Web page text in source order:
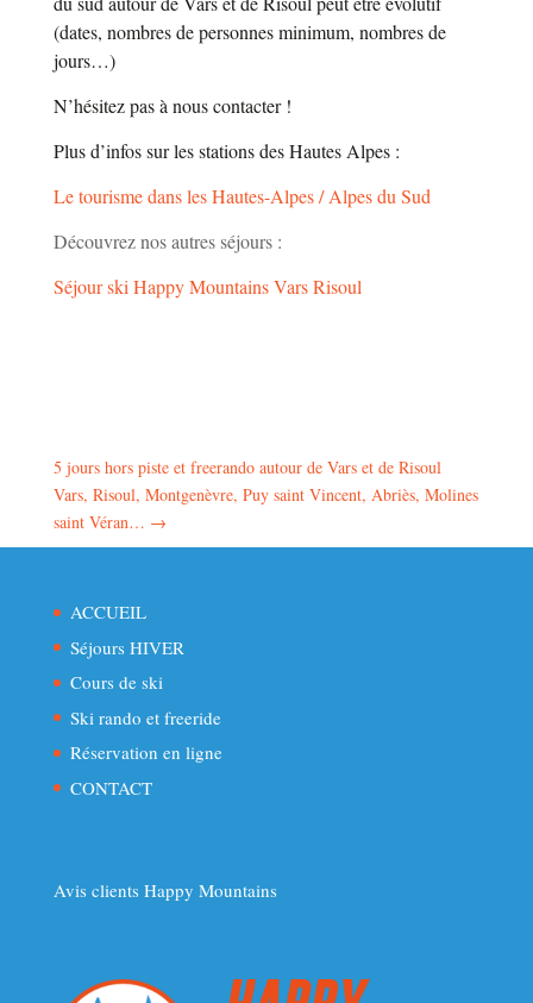
(dates, nombres de personnes minimum, nombres de
jours…)
N’hésitez pas à nous contacter !
Plus d’infos sur les stations des Hautes Alpes :
Le tourisme dans les Hautes-Alpes / Alpes du Sud
Découvrez nos autres séjours :
Séjour ski Happy Mountains Vars Risoul
5 jours hors piste et freerando autour de Vars et de Risoul
Vars, Risoul, Montgenèvre, Puy saint Vincent, Abriès, Molines
saint Véran… →
ACCUEIL
Séjours HIVER
Cours de ski
Ski rando et freeride
Réservation en ligne
CONTACT
Avis clients Happy Mountains